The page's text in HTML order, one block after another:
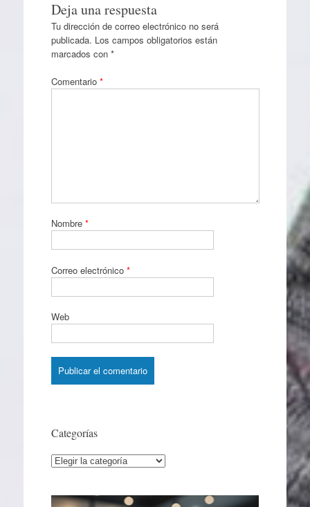
Deja una respuesta
Tu dirección de correo electrónico no será
publicada. Los campos obligatorios están
marcados con *
Comentario *
Nombre *
Correo electrónico *
Web
Categorías
Categorías